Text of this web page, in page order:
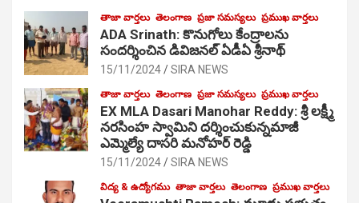
తాజా వార్తలు తెలంగాణ ప్రజా సమస్యలు ప్రముఖ వార్తలు
ADA Srinath: కొనుగోలు కేంద్రాల‌ను
సంద‌ర్శించిన డివిజనల్ ఏడీఏ శ్రీనాథ్
15/11/2024 SIRA NEWS
తాజా వార్తలు తెలంగాణ ప్రజా సమస్యలు ప్రముఖ వార్తలు
EX MLA Dasari Manohar Reddy: శ్రీ లక్ష్మీ
నరసింహ స్వామిని దర్శించుకున్నమాజీ
ఎమ్మెల్యే దాసరి మనోహర్ రెడ్డి
15/11/2024 SIRA NEWS
విద్య & ఉద్యోగము తాజా వార్తలు తెలంగాణ ప్రముఖ వార్తలు